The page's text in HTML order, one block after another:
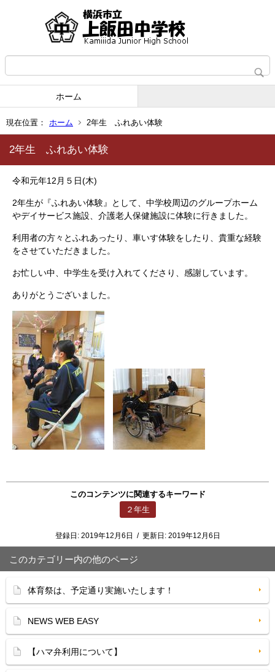
ホーム
現在位置： ホーム 2年生 ふれあい体験
2年生 ふれあい体験
令和元年12月５日(木)
2年生が『ふれあい体験』として、中学校周辺のグループホーム
やデイサービス施設、介護老人保健施設に体験に行きました。
利用者の方々とふれあったり、車いす体験をしたり、貴重な経験
をさせていただきました。
お忙しい中、中学生を受け入れてくださり、感謝しています。
ありがとうございました。
このコンテンツに関連するキーワード
２年生
登録日: 2019年12月6日 / 更新日: 2019年12月6日
このカテゴリー内の他のページ
体育祭は、予定通り実施いたします！
NEWS WEB EASY
【ハマ弁利用について】